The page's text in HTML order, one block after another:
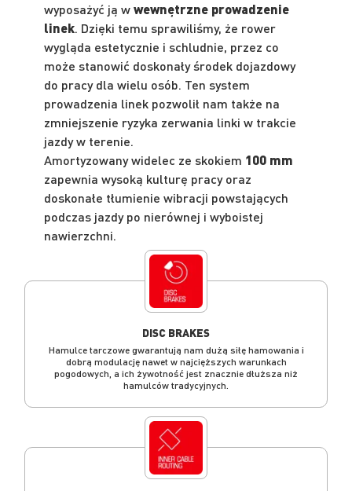
wyposażyć ją wwewnętrzne prowadzenie
linek. Dzięki temu sprawiliśmy, że rower
wygląda estetycznie i schludnie, przez co
może stanowić doskonały środek dojazdowy
do pracy dla wielu osób. Ten system
prowadzenia linek pozwolił nam także na
zmniejszenie ryzyka zerwania linki w trakcie
jazdy w terenie.
Amortyzowany widelec ze skokiem 100 mm
zapewnia wysoką kulturę pracy oraz
doskonałe tłumienie wibracji powstających
podczas jazdy po nierównej i wyboistej
nawierzchni.
DISC BRAKES
Hamulce tarczowe gwarantują nam dużą siłę hamowania i
dobrą modulację nawet w najcięższych warunkach
pogodowych, a ich żywotność jest znacznie dłuższa niż
hamulców tradycyjnych.